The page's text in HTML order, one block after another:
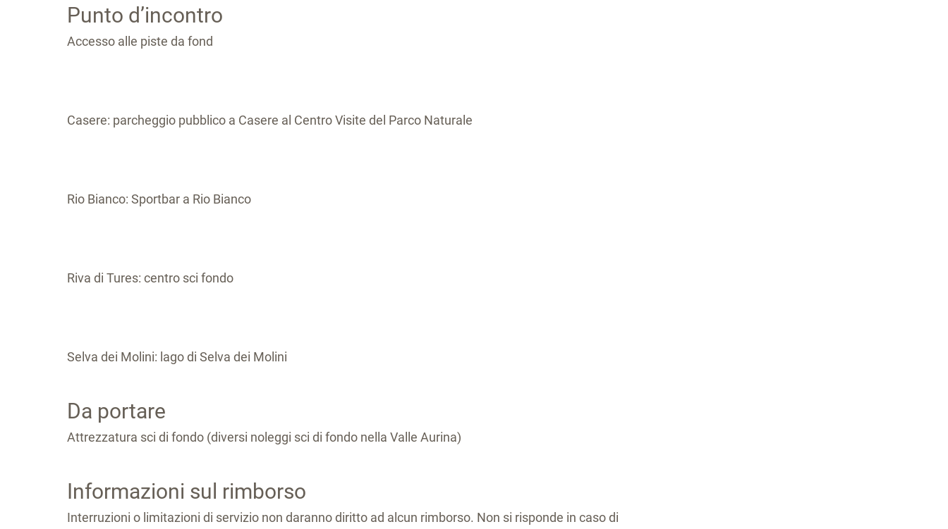
Punto d’incontro
Accesso alle piste da fond
Casere: parcheggio pubblico a Casere al Centro Visite del Parco Naturale
Rio Bianco: Sportbar a Rio Bianco
Riva di Tures: centro sci fondo
Selva dei Molini: lago di Selva dei Molini
Da portare
Attrezzatura sci di fondo (diversi noleggi sci di fondo nella Valle Aurina)
Informazioni sul rimborso
Interruzioni o limitazioni di servizio non daranno diritto ad alcun rimborso. Non si risponde in caso di